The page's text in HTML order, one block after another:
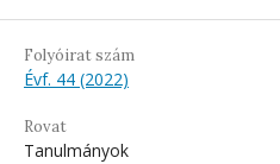
Folyóirat szám
Évf. 44 (2022)
Rovat
Tanulmányok